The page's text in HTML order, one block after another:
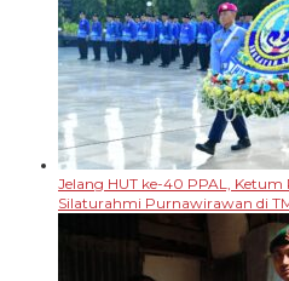
Jelang HUT ke-40 PPAL,
Silaturahmi Purnawirawan di